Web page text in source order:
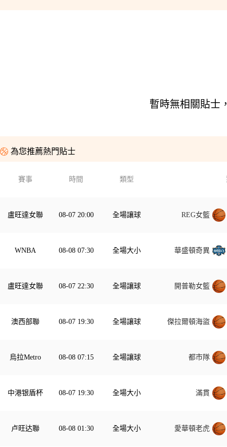
暫時無相關貼士
為您推薦熱門貼士
賽事 時間 類型
盧旺達女聯 08-07 20:00 全場讓球 REG女籃
WNBA 08-08 07:30 全場大小 華盛頓奇異
盧旺達女聯 08-07 22:30 全場讓球 開普勒女籃
澳西部聯 08-07 19:30 全場讓球 傑拉爾頓海盜
烏拉Metro 08-08 07:15 全場讓球 都市隊
中港银盾杯 08-07 19:30 全場大小 滿貫
卢旺达聯 08-08 01:30 全場大小 愛華頓老虎